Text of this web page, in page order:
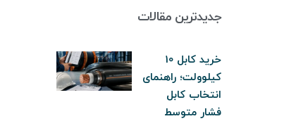
جدیدترین مقالات
خرید کابل 10
کیلوولت؛ راهنمای
انتخاب کابل
فشار متوسط